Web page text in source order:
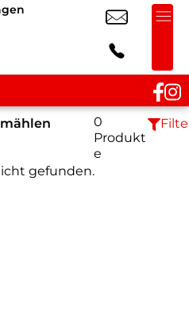
0
Produkt
e
gefunden.